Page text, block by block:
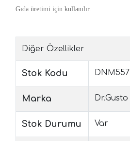
Gıda üretimi için kullanılır.
Diğer Özellikler
Stok Kodu DNM557
Marka Dr.Gusto
Stok Durumu Var